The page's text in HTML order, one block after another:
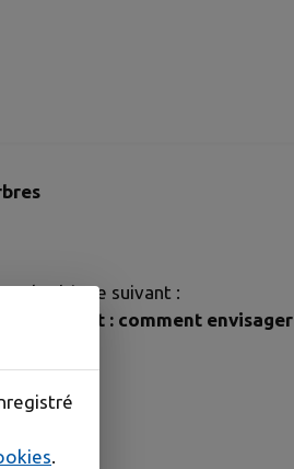
le thème suivant :
la forêt : comment envisager
Conches
.